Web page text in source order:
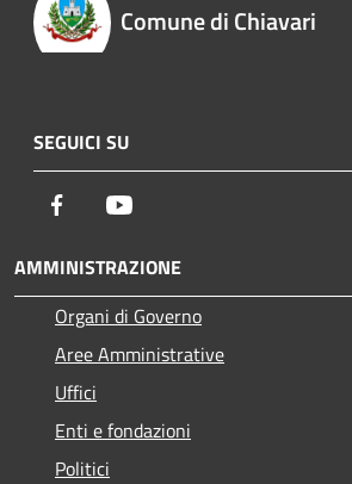
Comune di Chiavari
SEGUICI SU
Facebook
AMMINISTRAZIONE
Organi di Governo
Aree Amministrative
Uffici
Enti e fondazioni
Politici